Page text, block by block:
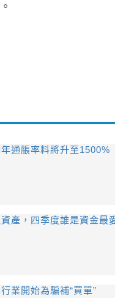
通脹率料將升至1500%
產，四季度誰是資金最
業開始為騙補“買單”